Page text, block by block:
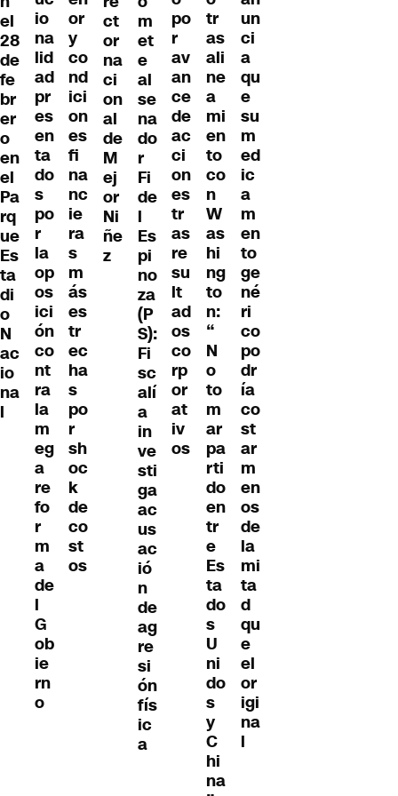
el
28
de
fe
br
er
o
en
el
Pa
rq
ue
Es
ta
di
o
N
ac
io
na
l
io
na
lid
ad
pr
es
en
ta
do
s
po
r
la
op
os
ici
ón
co
nt
ra
la
m
eg
a
re
fo
r
m
a
de
l
G
ob
ie
rn
o
or
y
co
nd
ici
on
es
fi
na
nc
ie
ra
s
m
ás
es
tr
ec
ha
s
po
r
sh
oc
k
de
co
st
os
ct
or
na
ci
on
al
de
M
ej
or
Ni
ñe
z
m
et
e
al
se
na
do
r
Fi
de
l
Es
pi
no
za
(P
S):
Fi
sc
alí
a
in
ve
sti
ga
ac
us
ac
ió
n
de
ag
re
si
ón
fís
ic
a
po
r
av
an
ce
de
ac
ci
on
es
tr
as
re
su
lt
ad
os
co
rp
or
at
iv
os
tr
as
ali
ne
a
mi
en
to
co
n
W
as
hi
ng
to
n:
“
N
o
to
m
ar
pa
rti
do
en
tr
e
Es
ta
do
s
U
ni
do
s
y
C
hi
na
un
ci
a
qu
e
su
m
ed
ic
a
m
en
to
ge
né
ri
co
po
dr
ía
co
st
ar
m
en
os
de
la
mi
ta
d
qu
e
el
or
igi
na
l